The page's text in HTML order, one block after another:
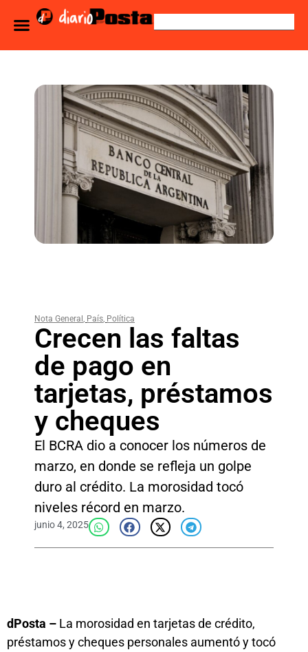
Nota General , País, Política
Crecen las faltas
de pago en
tarjetas, préstamos
y cheques
El BCRA dio a conocer los números de
marzo, en donde se refleja un golpe
duro al crédito. La morosidad tocó
niveles récord en marzo.
junio 4, 2025
dPosta – La morosidad en tarjetas de crédito,
préstamos y cheques personales aumentó y tocó